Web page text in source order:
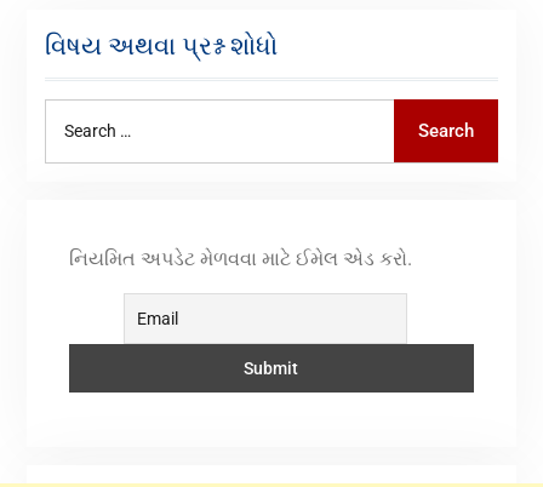
વિષય અથવા પ્રશ્ન શોધો
Search
નિયમિત અપડેટ મેળવવા માટે ઈમેલ એડ કરો.